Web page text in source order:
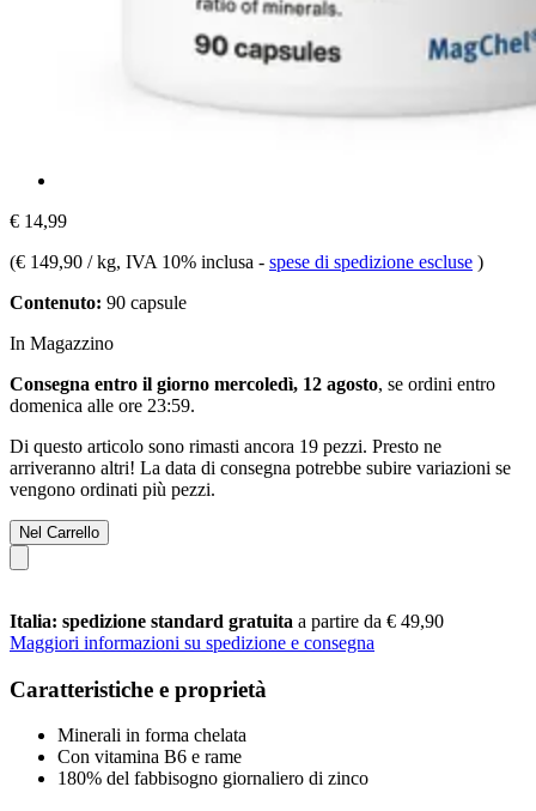
€ 14,99
(€ 149,90 / kg, IVA 10% inclusa - spese di spedizione escluse )
Contenuto: 90 capsule
In Magazzino
Consegna entro il giorno mercoledì, 12 agosto, se ordini entro
domenica alle ore 23:59.
Di questo articolo sono rimasti ancora 19 pezzi. Presto ne
arriveranno altri! La data di consegna potrebbe subire variazioni se
vengono ordinati più pezzi.
Nel Carrello
Italia: spedizione standard gratuita a partire da € 49,90
Maggiori informazioni su spedizione e consegna
Caratteristiche e proprietà
Minerali in forma chelata
Con vitamina B6 e rame
180% del fabbisogno giornaliero di zinco